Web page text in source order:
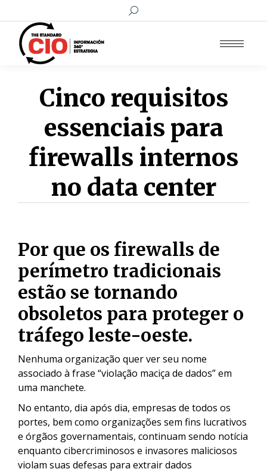
Buscar:
Cinco requisitos
essenciais para
firewalls internos
no data center
Por que os firewalls de
perímetro tradicionais
estão se tornando
obsoletos para proteger o
tráfego leste-oeste.
Nenhuma organização quer ver seu nome
associado à frase “violação maciça de dados” em
uma manchete.
No entanto, dia após dia, empresas de todos os
portes, bem como organizações sem fins lucrativos
e órgãos governamentais, continuam sendo notícia
enquanto cibercriminosos e invasores maliciosos
violam suas defesas para extrair dados